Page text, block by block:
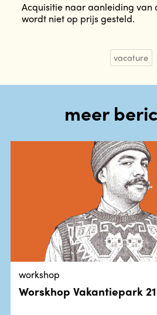
Acquisitie naar aanleiding van
wordt niet op prijs gesteld.
vacature
meer
workshop
Worskhop Vakantiepark